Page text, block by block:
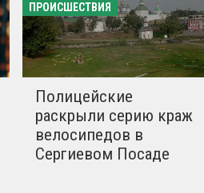
ПРОИСШЕСТВИЯ
Полицейские
раскрыли серию краж
велосипедов в
Сергиевом Посаде